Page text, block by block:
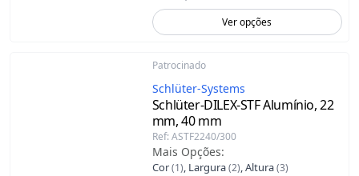
Ver opções
Patrocinado
Schlüter-Systems
Schlüter-DILEX-STFAlumínio, 22
mm, 40 mm
Ref: ASTF2240/300
Mais Opções:
Cor(1), Largura(2),Altura(3)